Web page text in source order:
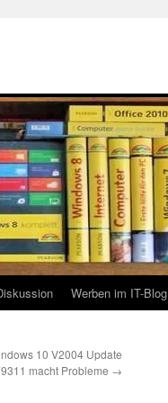
Werben im IT-Blog
10 V2004 Update
macht Probleme →